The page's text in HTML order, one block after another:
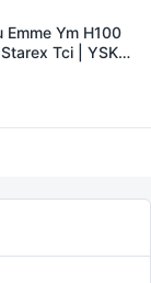
Emme Ym H100
Tci | YSK
MD324966